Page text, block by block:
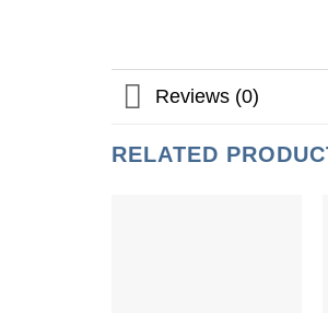
Reviews (0)
RELATED